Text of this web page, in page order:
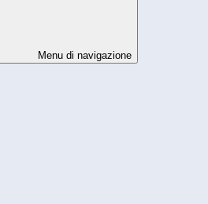
Menu di navigazione